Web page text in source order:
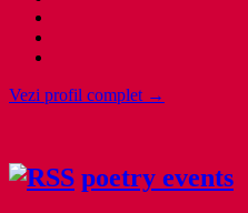
Vezi profil complet →
poetry events